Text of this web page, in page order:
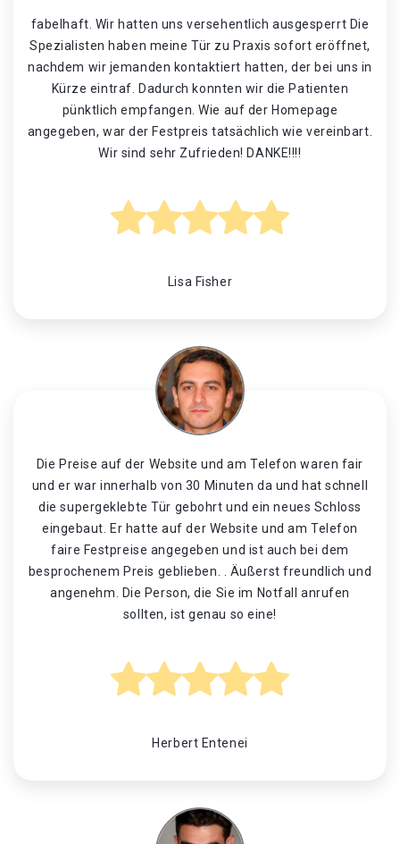
fabelhaft. Wir hatten uns versehentlich ausgesperrt Die
Spezialisten haben meine Tür zu Praxis sofort eröffnet,
nachdem wir jemanden kontaktiert hatten, der bei uns in
Kürze eintraf. Dadurch konnten wir die Patienten
pünktlich empfangen. Wie auf der Homepage
angegeben, war der Festpreis tatsächlich wie vereinbart.
Wir sind sehr Zufrieden! DANKE!!!!
Lisa Fisher
Die Preise auf der Website und am Telefon waren fair
und er war innerhalb von 30 Minuten da und hat schnell
die supergeklebte Tür gebohrt und ein neues Schloss
eingebaut. Er hatte auf der Website und am Telefon
faire Festpreise angegeben und ist auch bei dem
besprochenem Preis geblieben. . Äußerst freundlich und
angenehm. Die Person, die Sie im Notfall anrufen
sollten, ist genau so eine!
Herbert Entenei